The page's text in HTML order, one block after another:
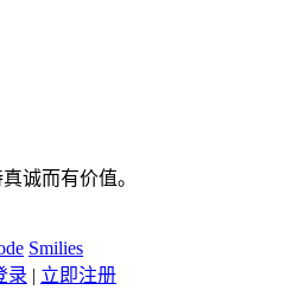
诚而有价值。
Smilies
录 | 立即注册